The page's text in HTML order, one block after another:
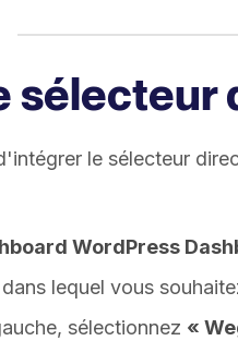
sélecteur
le sélecteur
WordPress
lequel vous
sélectionnez «